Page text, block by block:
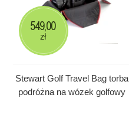
Stewart Golf Travel Bag torba
podróżna na wózek golfowy
549,00
zł